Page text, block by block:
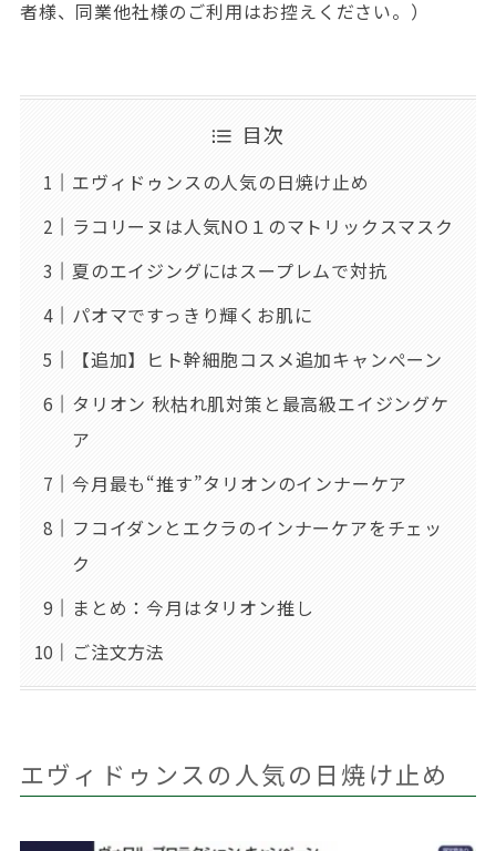
者様、同業他社様のご利用はお控えください。）
目次
エヴィドゥンスの人気の日焼け止め
ラコリーヌは人気NO１のマトリックスマスク
夏のエイジングにはスープレムで対抗
パオマですっきり輝くお肌に
【追加】ヒト幹細胞コスメ追加キャンぺーン
タリオン 秋枯れ肌対策と最高級エイジングケ
ア
今月最も“推す”タリオンのインナーケア
フコイダンとエクラのインナーケアをチェッ
ク
まとめ：今月はタリオン推し
ご注文方法
エヴィドゥンスの人気の日焼け止め